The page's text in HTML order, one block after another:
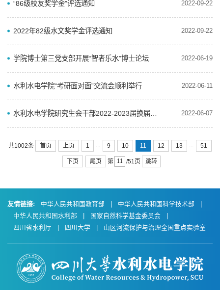
“86级校友奖学金”评选通知 2022-09-22
2022年82级水文奖学金评选通知 2022-09-22
学院博士第三党支部开展“智者乐水”博士论坛 2022-06-19
水利水电学院“考研面对面”交流会顺利举行 2022-06-11
2022-06-07
共1002条 首页 上页 1 ... 9 10 11 12 13 ... 51
下页 尾页 第 /51页 跳转
友情链接: 中华人民共和国教育部 中华人民共和国科学技术部
中华人民共和国水利部
国家自然科学基金委员会
四川省水利厅
四川大学 山区河流保护与治理全国重点实验室